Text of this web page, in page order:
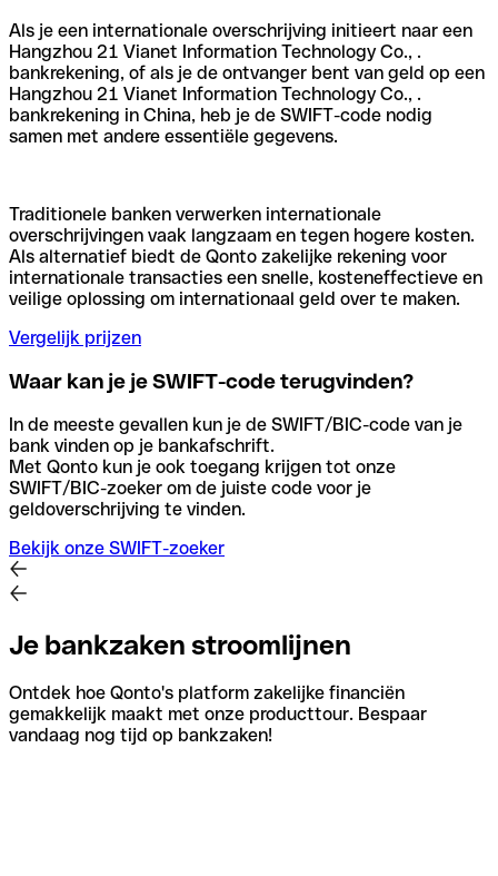
Als je een internationale overschrijving initieert naar een
Hangzhou 21 Vianet Information Technology Co., .
bankrekening, of als je de ontvanger bent van geld op een
Hangzhou 21 Vianet Information Technology Co., .
bankrekening in China, heb je de SWIFT-code nodig
samen met andere essentiële gegevens.
Traditionele banken verwerken internationale
overschrijvingen vaak langzaam en tegen hogere kosten.
Als alternatief biedt de Qonto zakelijke rekening voor
internationale transacties een snelle, kosteneffectieve en
veilige oplossing om internationaal geld over te maken.
Vergelijk prijzen
Waar kan je je SWIFT-code terugvinden?
In de meeste gevallen kun je de SWIFT/BIC-code van je
bank vinden op je bankafschrift.
Met Qonto kun je ook toegang krijgen tot onze
SWIFT/BIC-zoeker om de juiste code voor je
geldoverschrijving te vinden.
Bekijk onze SWIFT-zoeker
Je bankzaken stroomlijnen
Ontdek hoe Qonto's platform zakelijke financiën
gemakkelijk maakt met onze producttour. Bespaar
vandaag nog tijd op bankzaken!